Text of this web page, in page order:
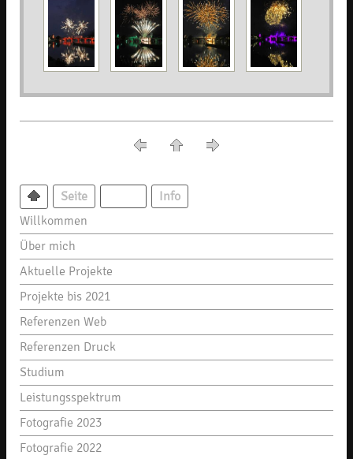
Seite
Info
Willkommen
Über mich
Aktuelle Projekte
Projekte bis 2021
Referenzen Web
Referenzen Druck
Studium
Leistungsspektrum
Fotografie 2023
Fotografie 2022